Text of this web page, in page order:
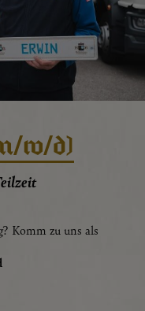
w/d)
Komm zu uns als